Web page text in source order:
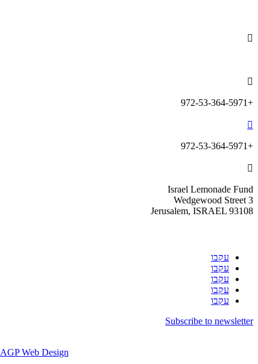


+972-53-364-5971

+972-53-364-5971

Israel Lemonade Fund
3 Wedgewood Street
Jerusalem, ISRAEL 93108
עקבו
עקבו
עקבו
עקבו
עקבו
Subscribe to newsletter
AGP Web Design.